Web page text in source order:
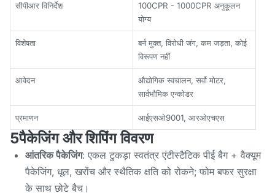
सीपीआर विनिर्देश
100CPR - 1000CPR अनुकूलन
योग्य
विशेषता
बर्न मुक्त, विरोधी जंग, कम जड़ता, कोई
विरूपण नहीं
आवेदन
औद्योगिक स्वचालन, सर्वो मोटर,
सार्वभौमिक एन्कोडर
प्रमाणन आईएसओ9001, आरओएचएस
5पैकेजिंग और शिपिंग विवरण
आंतरिक पैकेजिंग: एकल टुकड़ा स्वतंत्र एंटीस्टैटिक पीई बैग + वैक्यूम
पैकेजिंग, धूल, खरोंच और स्थैतिक क्षति को रोकने; फोम बफर सुरक्षा
के साथ छोटे बैच।